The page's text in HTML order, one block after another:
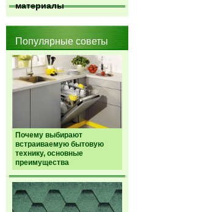
материалы
Популярные советы
Почему выбирают
встраиваемую бытовую
технику, основные
преимущества